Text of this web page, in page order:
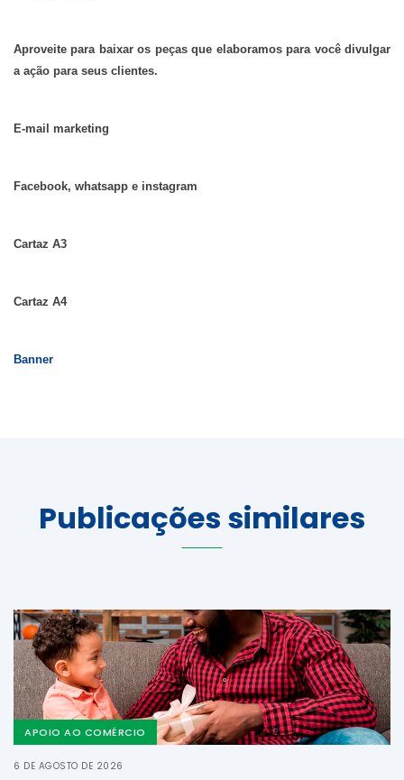
Aproveite para baixar os peças que elaboramos para você divulgar
a ação para seus clientes.
E-mail marketing
Facebook, whatsapp e instagram
Cartaz A3
Cartaz A4
Banner
Publicações similares
APOIO AO COMÉRCIO
6 DE AGOSTO DE 2026